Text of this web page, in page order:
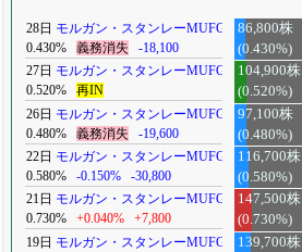
28日 モルガン・スタンレーMUFG
0.430%
義務消失 -18,100
86,800株
(0.430%)
27日 モルガン・スタンレーMUFG
0.520%
再IN
104,900株
(0.520%)
26日 モルガン・スタンレーMUFG
0.480%
義務消失 -19,600
97,100株
(0.480%)
22日 モルガン・スタンレーMUFG
0.580%
-0.150% -30,800
116,700株
(0.580%)
21日 モルガン・スタンレーMUFG
0.730%
+0.040% +7,800
147,500株
(0.730%)
19日 モルガン・スタンレーMUFG
139,700株